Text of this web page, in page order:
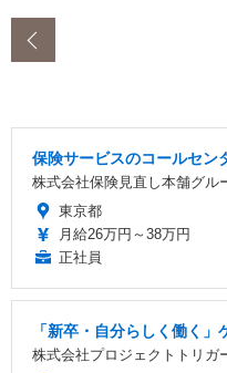
保険サービスのコールセン
株式会社保険見直し本舗グル
東京都
月給26万円～38万円
正社員
「新卒・自分らしく働く
株式会社プロジェクトトリガ